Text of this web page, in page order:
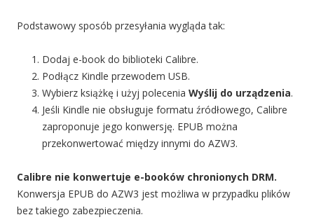
Podstawowy sposób przesyłania wygląda tak:
Dodaj e-book do biblioteki Calibre.
Podłącz Kindle przewodem USB.
Wybierz książkę i użyj polecenia Wyślij do urządzenia.
Jeśli Kindle nie obsługuje formatu źródłowego, Calibre
zaproponuje jego konwersję. EPUB można
przekonwertować między innymi do AZW3.
Calibre nie konwertuje e-booków chronionych DRM.
Konwersja EPUB do AZW3 jest możliwa w przypadku plików
bez takiego zabezpieczenia.